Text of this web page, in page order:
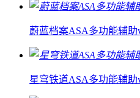
蔚蓝档案ASA多功能辅助
星穹铁道ASA多功能辅助